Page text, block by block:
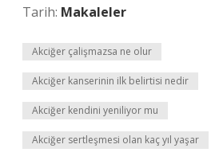
Tarih: Makaleler
Akciğer çalişmazsa ne olur
Akciğer kanserinin ilk belirtisi nedir
Akciğer kendini yeniliyor mu
Akciğer sertleşmesi olan kaç yıl yaşar